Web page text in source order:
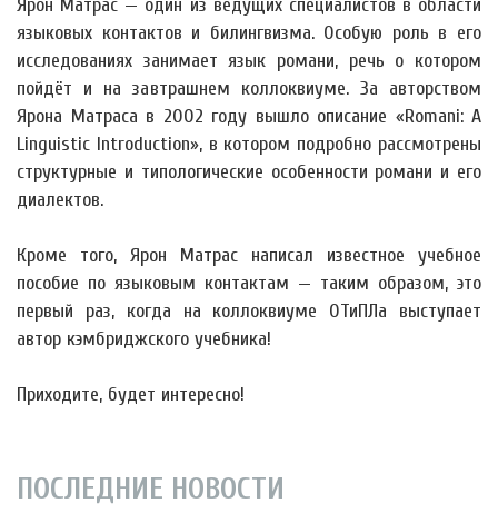
Ярон Матрас — один из ведущих специалистов в области
языковых контактов и билингвизма. Особую роль в его
исследованиях занимает язык романи, речь о котором
пойдёт и на завтрашнем коллоквиуме. За авторством
Ярона Матраса в 2002 году вышло описание «Romani: A
Linguistic Introduction», в котором подробно рассмотрены
структурные и типологические особенности романи и его
диалектов.
Кроме того, Ярон Матрас написал известное учебное
пособие по языковым контактам — таким образом, это
первый раз, когда на коллоквиуме ОТиПЛа выступает
автор кэмбриджского учебника!
Приходите, будет интересно!
ПОСЛЕДНИЕ НОВОСТИ